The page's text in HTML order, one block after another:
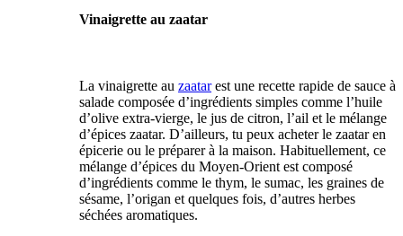
Vinaigrette au zaatar
La vinaigrette au zaatarest une recette rapide de sauce à
salade composée d’ingrédients simples comme l’huile
d’olive extra-vierge, le jus de citron, l’ail et le mélange
d’épices zaatar. D’ailleurs, tu peux acheter le zaatar en
épicerie ou le préparer à la maison. Habituellement, ce
mélange d’épices du Moyen-Orient est composé
d’ingrédients comme le thym, le sumac, les graines de
sésame, l’origan et quelques fois, d’autres herbes
séchées aromatiques.